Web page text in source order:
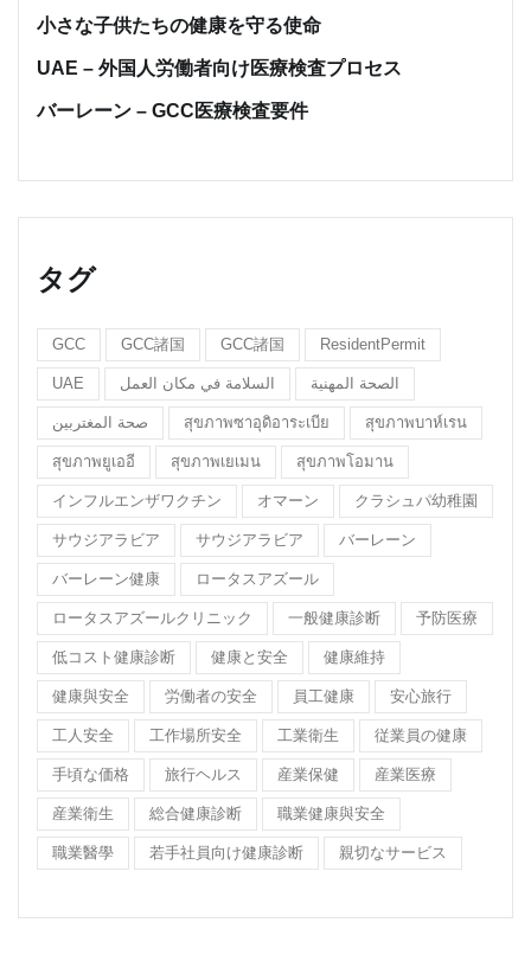
小さな子供たちの健康を守る使命
UAE – 外国人労働者向け医療検査プロセス
バーレーン – GCC医療検査要件
タグ
GCC GCC諸国 GCC諸国 ResidentPermit
UAE السلامة في مكان العمل الصحة المهنية
صحة المغتربين สุขภาพซาอุดิอาระเบีย สุขภาพบาห์เรน
สุขภาพยูเออี สุขภาพเยเมน สุขภาพโอมาน
インフルエンザワクチン オマーン クラシュパ幼稚園
サウジアラビア サウジアラビア バーレーン
バーレーン健康 ロータスアズール
ロータスアズールクリニック 一般健康診断 予防医療
低コスト健康診断 健康と安全 健康維持
健康與安全 労働者の安全 員工健康 安心旅行
工人安全 工作場所安全 工業衛生 従業員の健康
手頃な価格 旅行ヘルス 産業保健 産業医療
産業衛生 総合健康診断 職業健康與安全
職業醫學 若手社員向け健康診断 親切なサービス